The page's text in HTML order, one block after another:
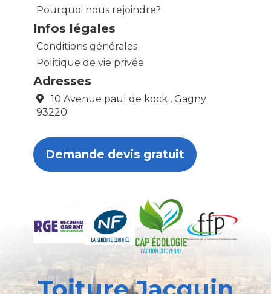
Pourquoi nous rejoindre?
Infos légales
Conditions générales
Politique de vie privée
Adresses
10 Avenue paul de kock , Gagny
93220
Demande devis gratuit